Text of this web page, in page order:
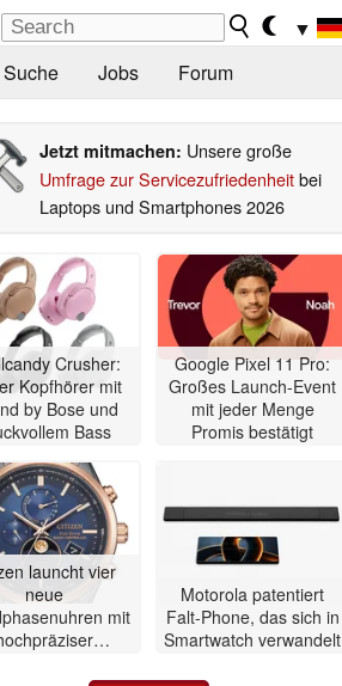
▼
Suche Jobs Forum
Jetzt mitmachen: Unsere große
Umfrage zur Servicezufriedenheitbei
Laptops und Smartphones 2026
Crusher:
Kopfhörer mit
by Bose und
Bass
Google Pixel 11 Pro:
Großes Launch-Event
mit jeder Menge
Promis bestätigt
launcht vier
neue
mit
Motorola patentiert
Falt-Phone, das sich in
Smartwatch verwandelt